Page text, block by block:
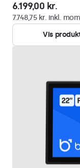
6.199,00 kr.
7.748,75 kr. inkl.
Vis